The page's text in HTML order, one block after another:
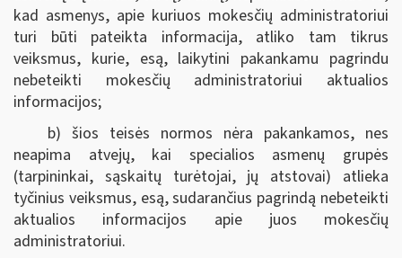
kad asmenys, apie kuriuos mokesčių administratoriui
turi būti pateikta informacija, atliko tam tikrus
veiksmus, kurie, esą, laikytini pakankamu pagrindu
nebeteikti mokesčių administratoriui aktualios
informacijos;
b) šios teisės normos nėra pakankamos, nes
neapima atvejų, kai specialios asmenų grupės
(tarpininkai, sąskaitų turėtojai, jų atstovai) atlieka
tyčinius veiksmus, esą, sudarančius pagrindą nebeteikti
aktualios informacijos apie juos mokesčių
administratoriui.